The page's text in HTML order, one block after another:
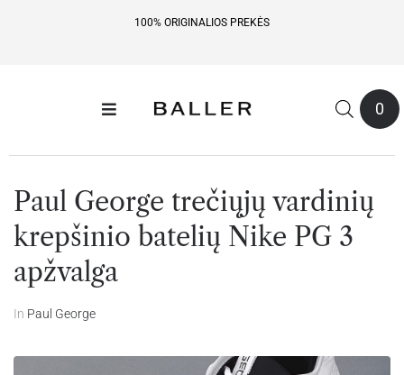
100% ORIGINALIOS PREKĖS
0
Paul George trečiųjų vardinių
krepšinio batelių Nike PG 3
apžvalga
In Paul George